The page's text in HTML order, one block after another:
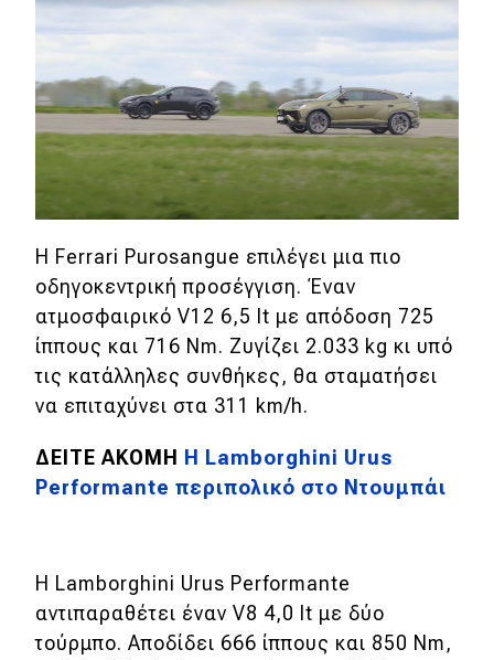
WRC
Eco
Νέα
Mobility
Σταθμοί φόρτισης
Classic
Νέα
Παρουσιάσεις
DRIVE Away
MOTO
Η Ferrari Purosangue επιλέγει μια πιο
οδηγοκεντρική προσέγγιση. Έναν
ατμοσφαιρικό V12 6,5 lt με απόδοση 725
ίππους και 716 Nm. Ζυγίζει 2.033 kg κι υπό
τις κατάλληλες συνθήκες, θα σταματήσει
να επιταχύνει στα 311 km/h.
ΔΕΙΤΕ ΑΚΟΜΗ
H Lamborghini Urus
Performante περιπολικό στο Ντουμπάι
Η Lamborghini Urus Performante
αντιπαραθέτει έναν V8 4,0 lt με δύο
τούρμπο. Αποδίδει 666 ίππους και 850 Nm,